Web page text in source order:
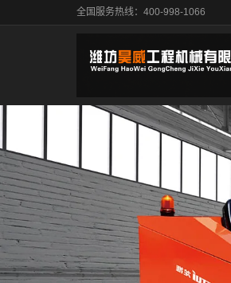
全国服务热线：400-998-1066